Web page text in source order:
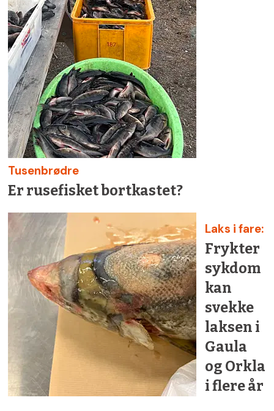
Tusenbrødre
Er rusefisket bortkastet?
Laks i fare:
Frykter
sykdom
kan
svekke
laksen i
Gaula
og Orkla
i flere år